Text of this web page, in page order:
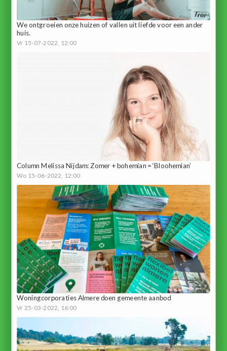
We ontgroeien onze huizen of vallen uit liefde voor een ander
huis.
Vr 15-07-2022, 12:00
Column Melissa Nijdam: Zomer + bohemian = ‘Bloohemian’
Wo 15-06-2022, 12:00
Woningcorporaties Almere doen gemeente aanbod
Vr 25-03-2022, 16:00